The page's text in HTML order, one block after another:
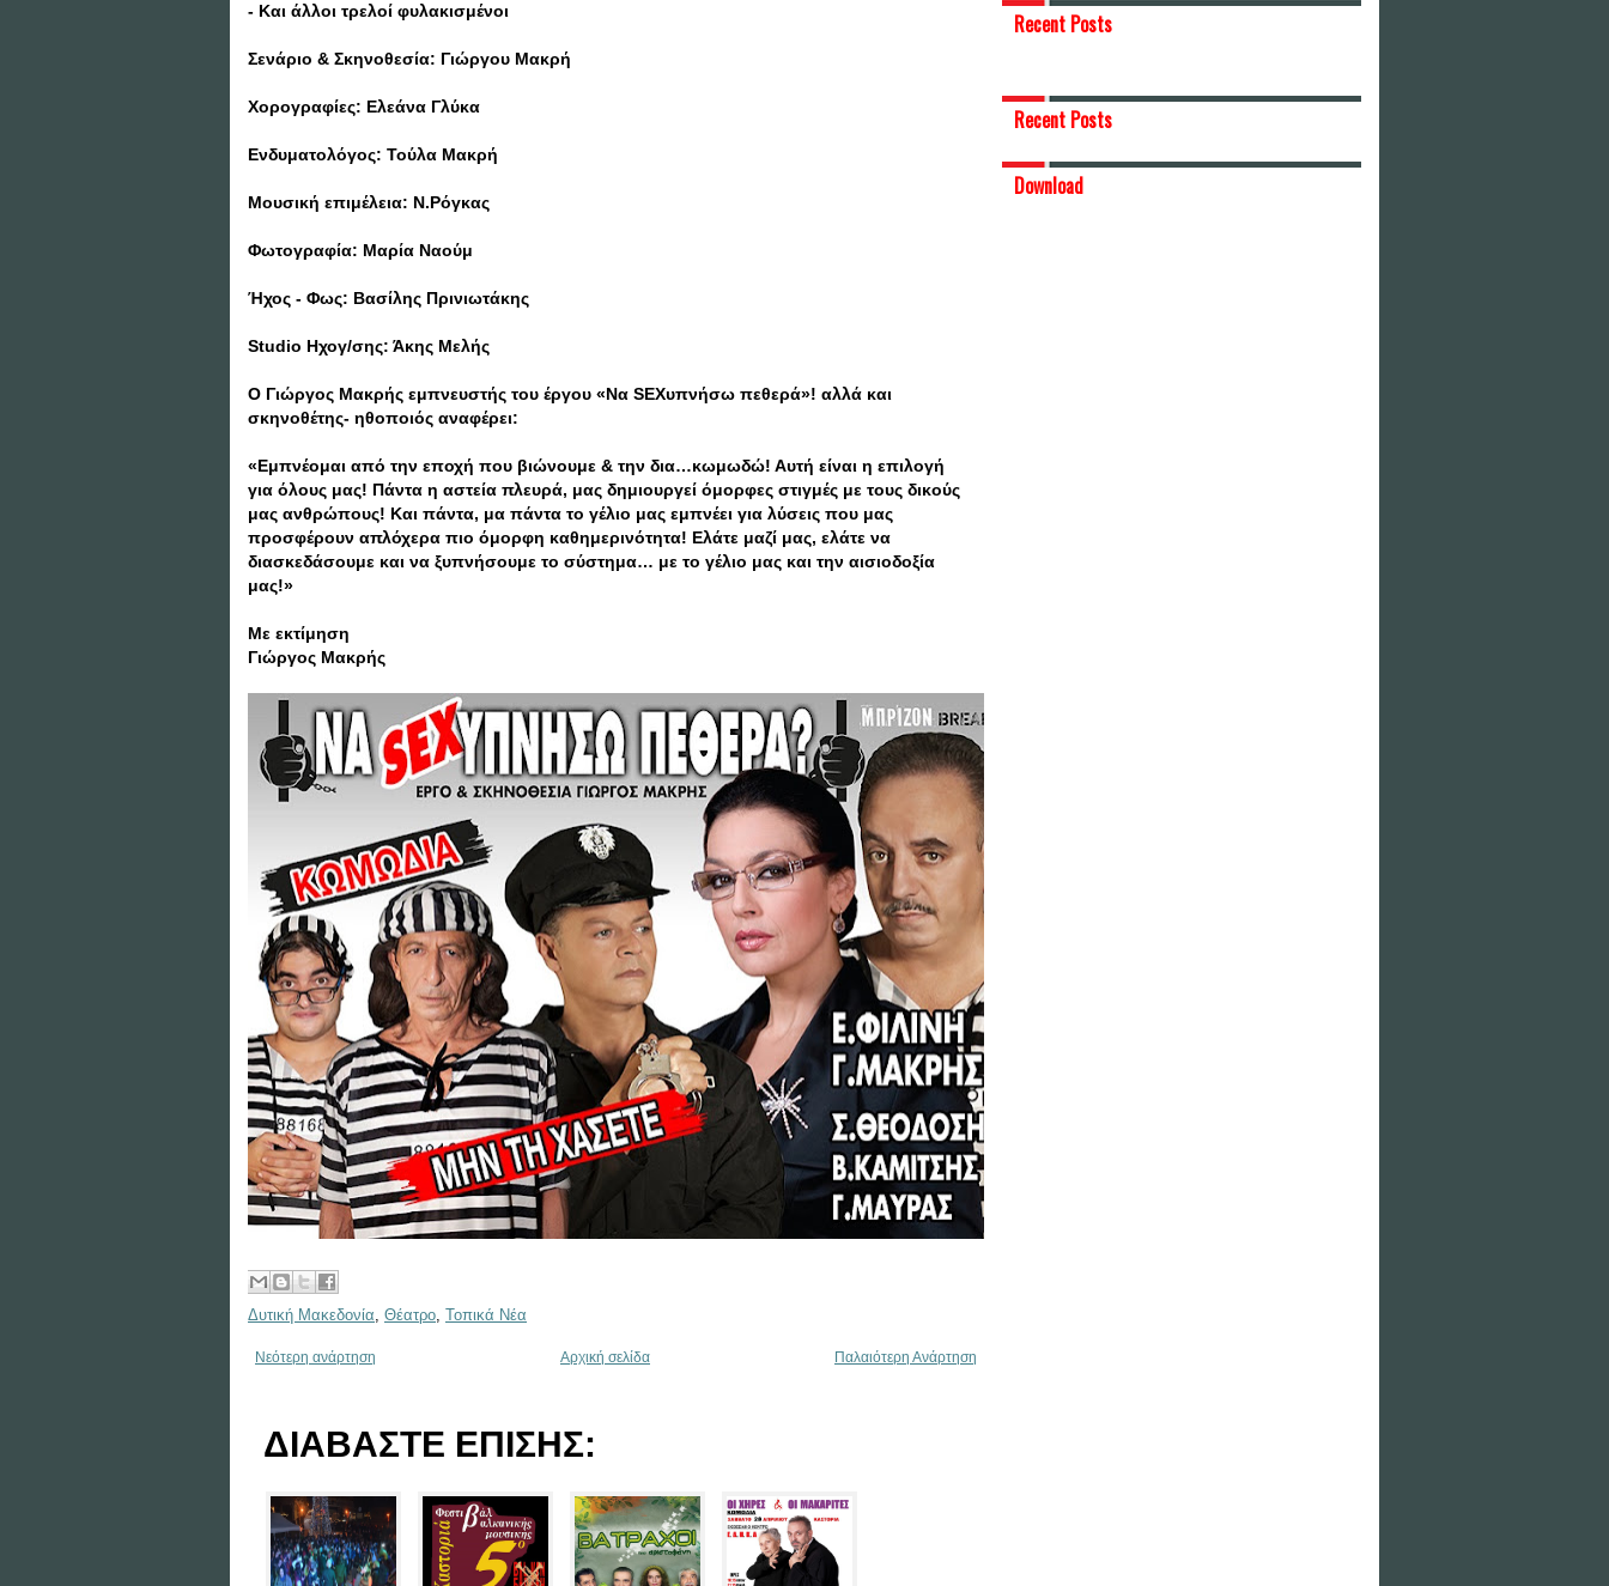
- Και άλλοι τρελοί φυλακισμένοι
Σενάριο & Σκηνοθεσία: Γιώργου Μακρή
Χορογραφίες: Ελεάνα Γλύκα
Ενδυματολόγος: Τούλα Μακρή
Μουσική επιμέλεια: Ν.Ρόγκας
Φωτογραφία: Μαρία Ναούμ
Ήχος - Φως: Βασίλης Πρινιωτάκης
Studio Ηχογ/σης: Άκης Μελής
Ο Γιώργος Μακρής εμπνευστής του έργου «Να SEXυπνήσω πεθερά»! αλλά και
σκηνοθέτης- ηθοποιός αναφέρει:
«Εμπνέομαι από την εποχή που βιώνουμε & την δια…κωμωδώ! Αυτή είναι η επιλογή
για όλους μας! Πάντα η αστεία πλευρά, μας δημιουργεί όμορφες στιγμές με τους δικούς
μας ανθρώπους! Και πάντα, μα πάντα το γέλιο μας εμπνέει για λύσεις που μας
προσφέρουν απλόχερα πιο όμορφη καθημερινότητα! Ελάτε μαζί μας, ελάτε να
διασκεδάσουμε και να ξυπνήσουμε το σύστημα… με το γέλιο μας και την αισιοδοξία
μας!»
Με εκτίμηση
Γιώργος Μακρής
Δυτική Μακεδονία, Θέατρο, Τοπικά Νέα
Νεότερη ανάρτηση Παλαιότερη Ανάρτηση
Αρχική σελίδα
ΔΙΑΒΑΣΤΕ ΕΠΙΣΗΣ:
Recent Posts
Recent Posts
Download